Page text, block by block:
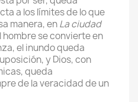
a los límites de lo que
manera, enLa ciudad
hombre se convierte en
el inundo queda
y Dios, con
queda
de la veracidad de un